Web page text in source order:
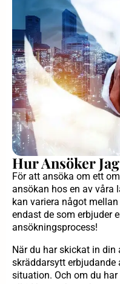
Hur Ansöker
För att ansöka om ett
ansökan hos en av våra
kan variera något
endast de som erbjuder
ansökningsprocess!
När du har skickat in
skräddarsytt
situation. Och om du